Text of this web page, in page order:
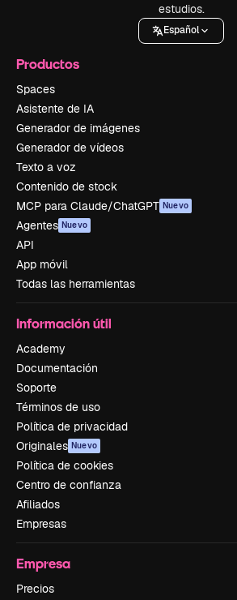
estudios.
Español
Productos
Spaces
Asistente de IA
Generador de imágenes
Generador de vídeos
Texto a voz
Contenido de stock
MCP para Claude/ChatGPT Nuevo
Agentes Nuevo
API
App móvil
Todas las herramientas
Información útil
Academy
Documentación
Soporte
Términos de uso
Política de privacidad
Originales Nuevo
Política de cookies
Centro de confianza
Afiliados
Empresas
Empresa
Precios